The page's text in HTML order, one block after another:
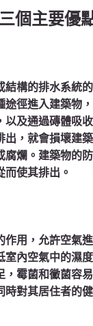
三個主要優
結構的排水系統
徑進入建築物
以及通過磚體吸
出，就會損壞建
腐爛。建築物的
使其排出。
作用，允許空氣
室內空氣中的濕
，霉菌和黴菌容
時對其居住者的